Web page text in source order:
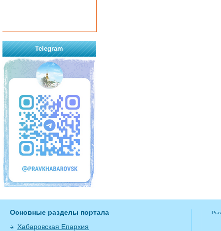
Telegram
Основные разделы портала
Хабаровская Епархия